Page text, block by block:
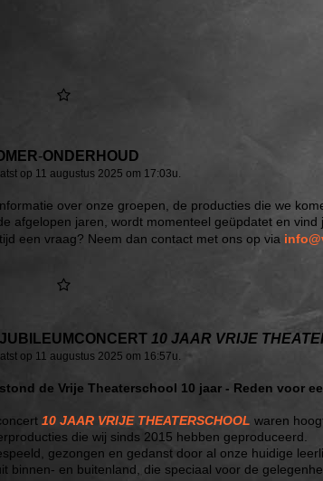
-ONDERHOUD
op 11 augustus 2025 om 17:03u.
over onze groepen, de producties die we
afgelopen jaren, wordt momenteel geüpdatet en vind
een vraag? Neem dan contact met ons op via
JUBILEUMCONCERT 10 JAAR VRIJE
op 11 augustus 2025 om 16:57u.
de Vrije Theaterschool 10 jaar - Reden voor
10 JAAR VRIJE THEATERSCHOOL waren
die wij sinds 2015 hebben geproduceerd.
gezongen en gedanst door al onze huidige
binnen- en buitenland, die speciaal voor de